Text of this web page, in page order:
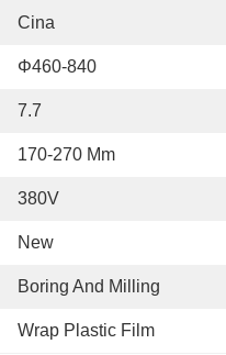
Cina
Φ460-840
7.7
170-270 Mm
380V
New
Boring And Milling
Wrap Plastic Film